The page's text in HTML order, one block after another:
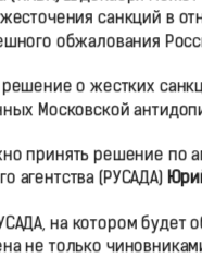
санкций в
обжалования
о жестких
Московской
принять решение по
агентства (РУСАДА)
на котором будет
не только